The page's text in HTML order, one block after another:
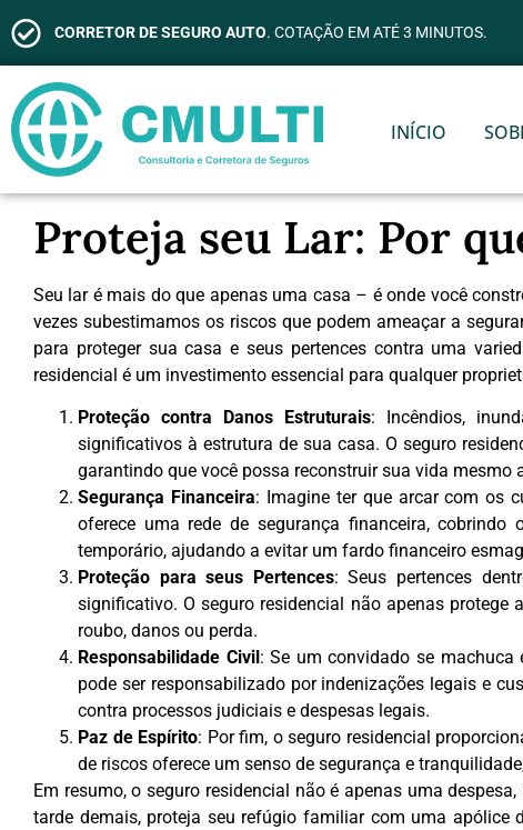
CORRETOR DE SEGURO AUTO. COTAÇÃO EM ATÉ 3 MINUTOS.
INÍCIO
Proteja seu Lar: Por
Seu lar é mais do que apenas uma casa – é onde você
vezes subestimamos os riscos que podem ameaçar a
para proteger sua casa e seus pertences contra uma
residencial é um investimento essencial para qualquer
Proteção contra Danos Estruturais: Incêndios,
significativos à estrutura de sua casa. O seguro
garantindo que você possa reconstruir sua vida mesmo
Segurança Financeira: Imagine ter que arcar com os
oferece uma rede de segurança financeira,
temporário, ajudando a evitar um fardo financeiro
Proteção para seus Pertences: Seus pertences
significativo. O seguro residencial não apenas protege
roubo, danos ou perda.
Responsabilidade Civil: Se um convidado se machuca
pode ser responsabilizado por indenizações legais e
contra processos judiciais e despesas legais.
Paz de Espírito: Por fim, o seguro residencial
de riscos oferece um senso de segurança e
Em resumo, o seguro residencial não é apenas uma
tarde demais, proteja seu refúgio familiar com uma apólice